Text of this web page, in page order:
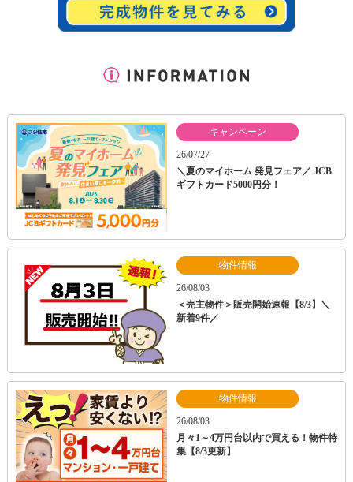
キャンペーン
26/07/27
＼夏のマイホーム 発見フェア／ JCB
ギフトカード5000円分！
物件情報
26/08/03
＜売主物件＞販売開始速報【8/3】＼
新着9件／
物件情報
26/08/03
月々1～4万円台以内で買える！物件特
集【8/3更新】